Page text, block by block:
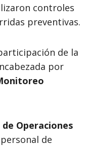
controles
preventivas.
de la
por
de Operaciones
de